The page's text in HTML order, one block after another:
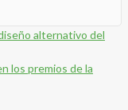
alternativo del
los premios de la